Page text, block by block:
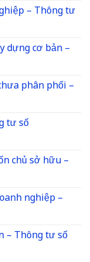
– Thông tư
dựng cơ bản –
phân phối –
tư số
chủ sở hữu –
nghiệp –
– Thông tư số